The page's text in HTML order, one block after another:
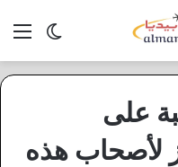
الوضع
على
لأصحاب هذه